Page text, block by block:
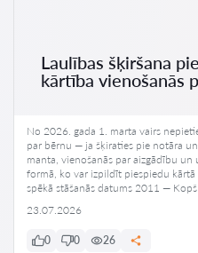
Laulības šķiršana
kārtība vienošanās
No 2026. gada 1. marta vairs
par bērnu — ja šķiraties pie notāra
manta, vienošanās par aizgādību
formā, ko var izpildīt piespiedu
spēkā stāšanās datums 2011 —
23.07.2026
0 0 26